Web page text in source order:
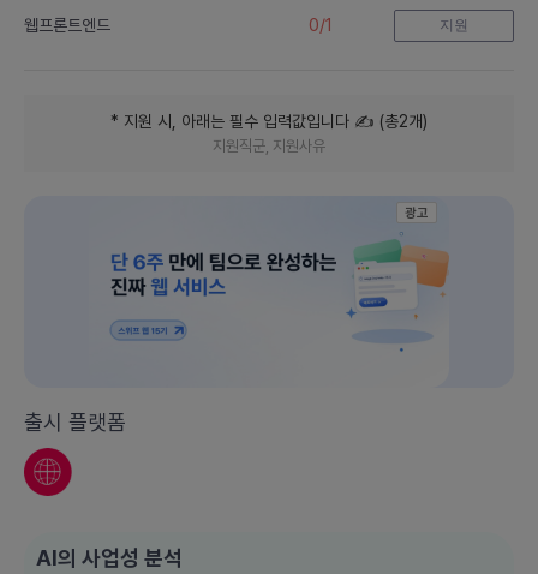
웹프론트엔드 0/1 지원
* 지원 시, 아래는 필수 입력값입니다 ✍️ (총2개)
지원직군, 지원사유
광고
출시 플랫폼
AI의 사업성 분석